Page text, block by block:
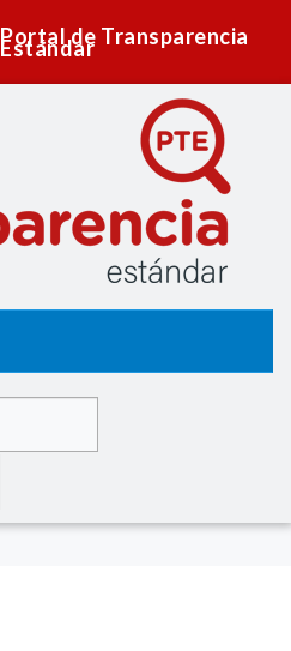
Portal de Transparencia
Estándar